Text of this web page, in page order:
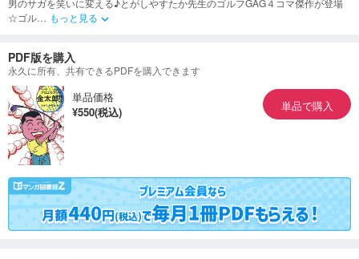
☆ゴル… もっと見る keyboard_arrow_down
PDF版を購入
永久に所有、共有できるPDFを購入できます
単品価格
¥550(税込)
単品で購入